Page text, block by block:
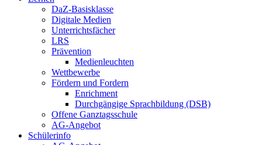
DaZ-Basisklasse
Digitale Medien
Unterrichtsfächer
LRS
Prävention
Medienleuchten
Wettbewerbe
Fördern und Fordern
Enrichment
Durchgängige Sprachbildung (DSB)
Offene Ganztagsschule
AG-Angebot
Schülerinfo